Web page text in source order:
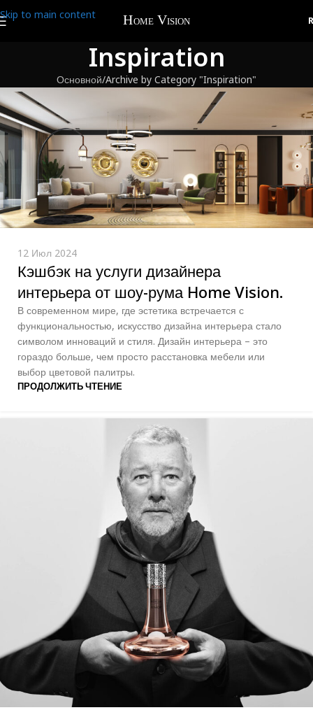
Skip to main content
Inspiration
Основной Archive by Category "Inspiration"
12 Июл 2024
Кэшбэк на услуги дизайнера
интерьера от шоу-рума Home Vision.
В современном мире, где эстетика встречается с
функциональностью, искусство дизайна интерьера стало
символом инноваций и стиля. Дизайн интерьера – это
гораздо больше, чем просто расстановка мебели или
выбор цветовой палитры.
ПРОДОЛЖИТЬ ЧТЕНИЕ